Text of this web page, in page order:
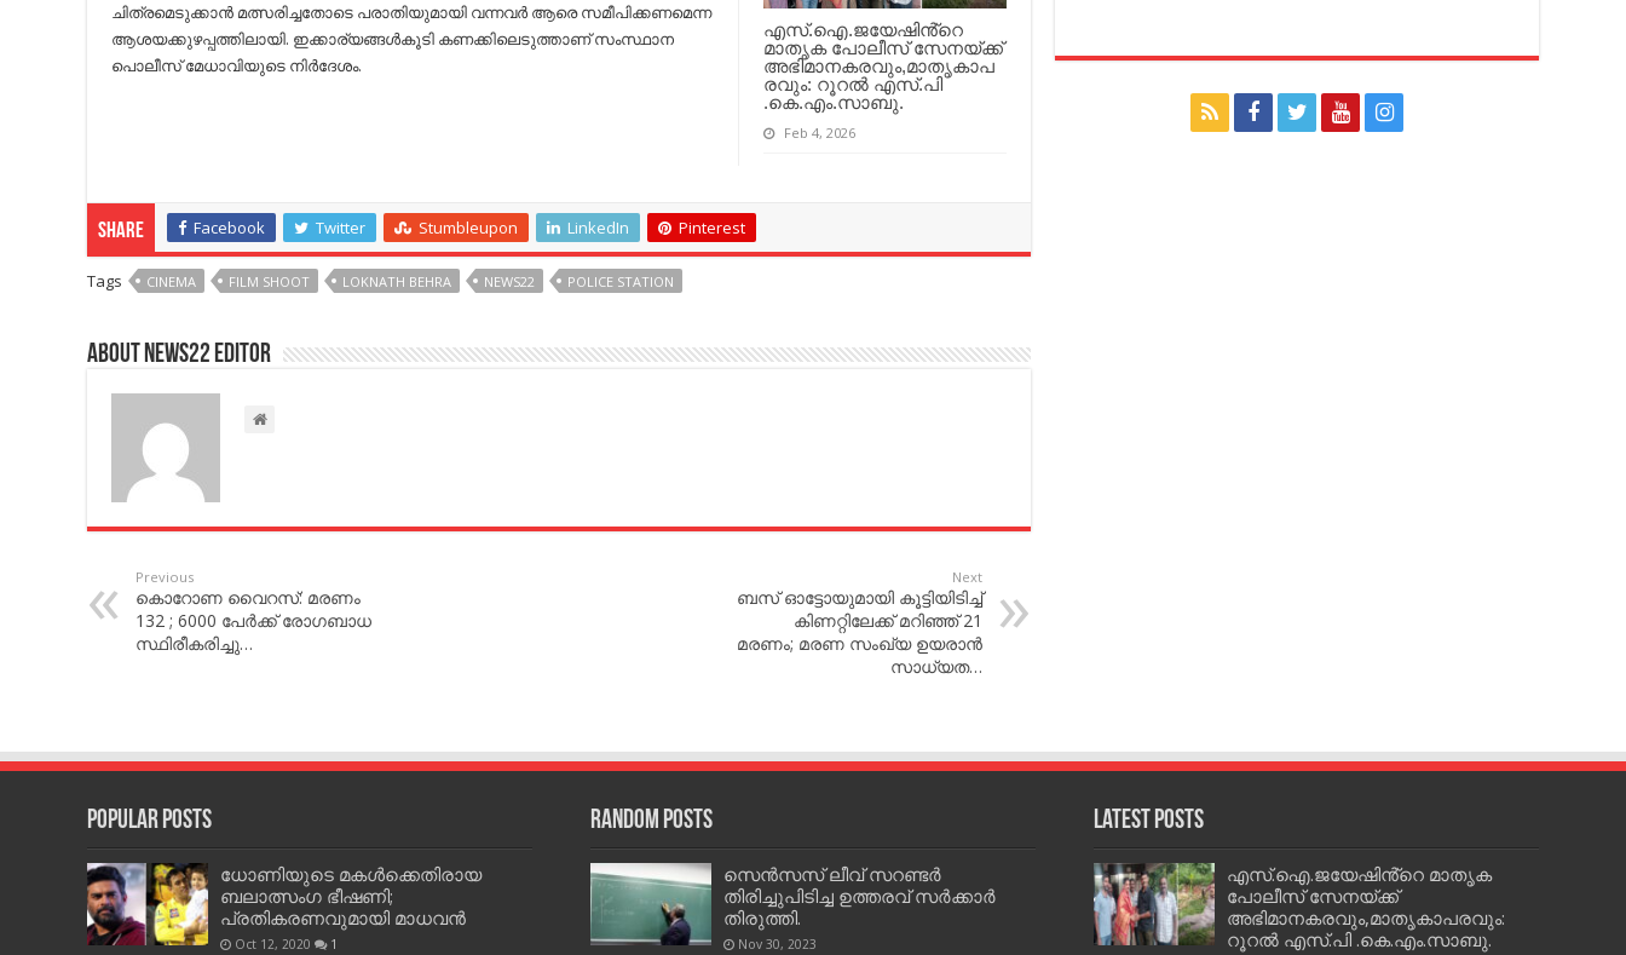
എസ്.ഐ.ജയേഷിൻ്റെ
മാതൃക പോലീസ് സേനയ്ക്ക്
അഭിമാനകരവും,മാതൃകാപ
രവും: റൂറൽ എസ്.പി
.കെ.എം.സാബു.
Feb 4, 2026
ചിത്രമെടുക്കാന്‍ മത്സരിച്ചതോടെ പരാതിയുമായി വന്നവര്‍ ആരെ സമീപിക്കണമെന്ന
ആശയക്കുഴപ്പത്തിലായി. ഇക്കാര്യങ്ങള്‍കൂടി കണക്കിലെടുത്താണ് സംസ്ഥാന
പൊലീസ് മേധാവിയുടെ നിര്‍ദേശം.
Share Facebook Twitter Stumbleupon LinkedIn Pinterest
Tags CINEMA FILM SHOOT LOKNATH BEHRA NEWS22 POLICE STATION
About NEWS22 EDITOR
Previous
കൊറോണ വൈറസ്: മരണം
132 ; 6000 പേര്‍ക്ക് രോഗബാധ
സ്ഥിരീകരിച്ചു…
Next
ബ​സ് ഓ​ട്ടോ​യു​മാ​യി കൂ​ട്ടി​യി​ടി​ച്ച്‌
കി​ണ​റ്റി​ലേ​ക്ക് മ​റി​ഞ്ഞ് 21
മരണം; മ​ര​ണ സം​ഖ്യ ഉ​യ​രാ​ന്‍
സാ​ധ്യ​ത…
Popular Posts
ധോണിയുടെ മകള്‍ക്കെതിരായ
ബലാത്സംഗ ഭീഷണി;
പ്രതികരണവുമായി മാധവന്‍
Oct 12, 2020 1
Random Posts
സെൻസസ് ലീവ് സറണ്ടർ
തിരിച്ചുപിടിച്ച ഉത്തരവ് സർക്കാർ
തിരുത്തി.
Nov 30, 2023
Latest Posts
എസ്.ഐ.ജയേഷിൻ്റെ മാതൃക
പോലീസ് സേനയ്ക്ക്
അഭിമാനകരവും,മാതൃകാപരവും:
റൂറൽ എസ്.പി .കെ.എം.സാബു.